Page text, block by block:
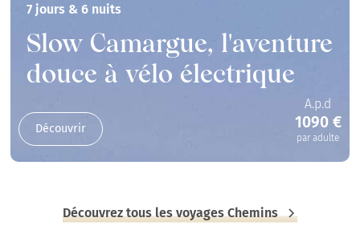
7 jours & 6 nuits
Slow Camargue, l'aventure
douce à vélo électrique
Découvrir
A.p.d
1090 €
par adulte
Découvrez tous les voyages Chemins